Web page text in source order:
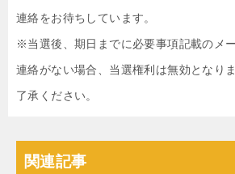
連絡をお待ちしています。
※当選後、期日までに必要事項記載のメ
連絡がない場合、当選権利は無効となり
了承ください。
関連記事